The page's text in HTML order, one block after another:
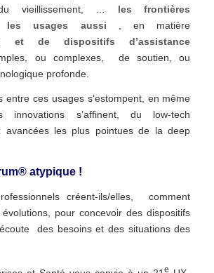
du vieillissement, … les frontières
les usages aussi
, en matière
et de dispositifs d’assistance
ou complexes, de soutien, ou
profonde.
entre ces usages s’estompent, en même
s’affinent, du low-tech
avancées les plus pointues de la deep
atypique !
créent-ils/elles, comment
pour concevoir des dispositifs
des besoins et des situations des
e